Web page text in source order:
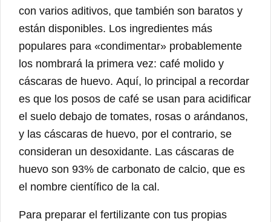
con varios aditivos, que también son baratos y
están disponibles. Los ingredientes más
populares para «condimentar» probablemente
los nombrará la primera vez: café molido y
cáscaras de huevo. Aquí, lo principal a recordar
es que los posos de café se usan para acidificar
el suelo debajo de tomates, rosas o arándanos,
y las cáscaras de huevo, por el contrario, se
consideran un desoxidante. Las cáscaras de
huevo son 93% de carbonato de calcio, que es
el nombre científico de la cal.
Para preparar el fertilizante con tus propias